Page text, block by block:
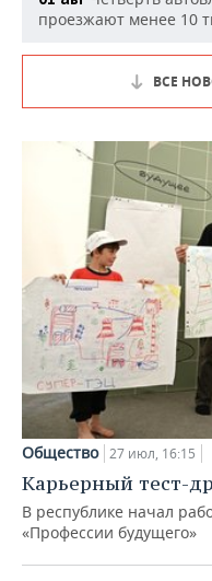
проезжают менее 10
ВСЕ
Общество 27 июл, 16:15
Карьерный тест-
В республике начал
«Профессии будущего»